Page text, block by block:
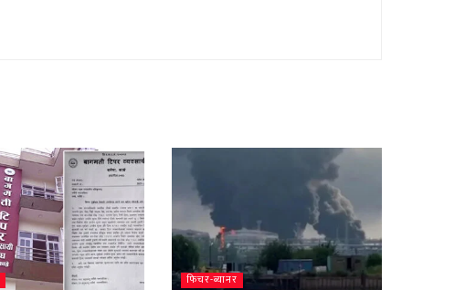
फिचर-ब्यानर